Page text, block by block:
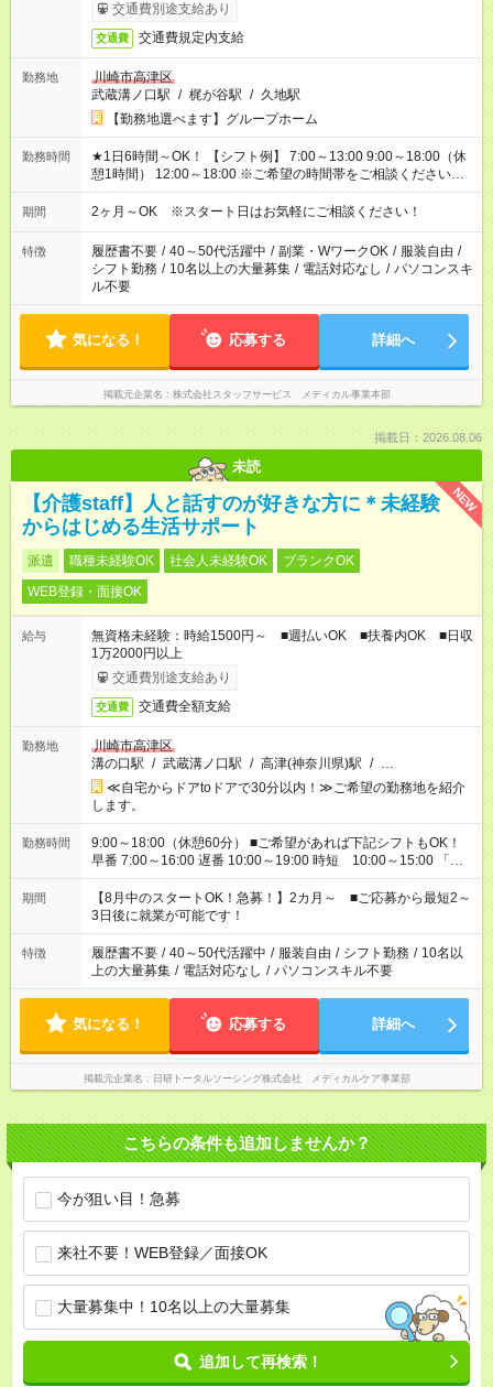
交通費別途支給あり
交通費 交通費規定内支給
勤務地
川崎市高津区
武蔵溝ノ口駅 / 梶が谷駅 / 久地駅
【勤務地選べます】グループホーム
勤務時間
★1日6時間～OK！ 【シフト例】 7:00～13:00 9:00～18:00（休
憩1時間） 12:00～18:00 ※ご希望の時間帯をご相談ください。
※日勤、夜勤のみ、変則的な勤務等も相談OK！
期間 2ヶ月～OK ※スタート日はお気軽にご相談ください！
特徴 履歴書不要 / 40～50代活躍中 / 副業・WワークOK / 服装自由 /
シフト勤務 / 10名以上の大量募集 / 電話対応なし / パソコンスキ
ル不要
気になる！ 応募する 詳細へ
掲載元企業名 株式会社スタッフサービス メディカル事業本部
掲載日：2026.08.06
未読
NEW
【介護staff】人と話すのが好きな方に＊未経験
からはじめる生活サポート
派遣 職種未経験OK 社会人未経験OK
ブランクOK
WEB登録・面接OK
給与
無資格未経験：時給1500円～ ■週払いOK ■扶養内OK ■日収
1万2000円以上
交通費別途支給あり
交通費 交通費全額支給
勤務地
川崎市高津区
溝の口駅 / 武蔵溝ノ口駅 / 高津(神奈川県)駅 / …
≪自宅からドアtoドアで30分以内！≫ご希望の勤務地を紹介
します。
勤務時間
9:00～18:00（休憩60分） ■ご希望があれば下記シフトもOK！
早番 7:00～16:00 遅番 10:00～19:00 時短 10:00～15:00 「家
族と休みを合わせたい」 「余裕を持って夕飯の準備がしたい」
「できれば残業はしたくない」 など、ご希望を教えてください
ね。 ※Wワーク希望の方へ 今ご覧のお仕事で希望する勤務時間
と、もう1つのお仕事の勤務時間。 合計で週40時間を超える場
合は応募できません。
期間
【8月中のスタートOK！急募！】2カ月～ ■ご応募から最短2～
3日後に就業が可能です！
特徴 履歴書不要 / 40～50代活躍中 / 服装自由 / シフト勤務 / 10名以
上の大量募集 / 電話対応なし / パソコンスキル不要
気になる！ 応募する 詳細へ
掲載元企業名 日研トータルソーシング株式会社 メディカルケア事業部
こちらの条件も追加しませんか？
今が狙い目！急募
来社不要！WEB登録／面接OK
大量募集中！10名以上の大量募集
追加して再検索！